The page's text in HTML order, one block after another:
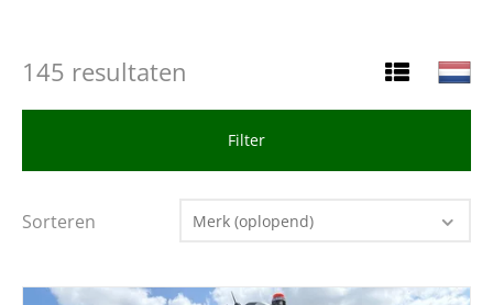
145 resultaten
Filter
Sorteren Merk (oplopend)